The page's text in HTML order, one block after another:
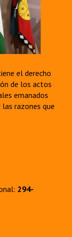
el derecho
de los actos
emanados
las razones que
294-